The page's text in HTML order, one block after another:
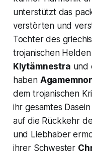
unterstützt das
verstörten und
Tochter des
trojanischen
Klytämnestra und
haben
dem trojanischen
ihr gesamtes
auf die Rückkehr
und Liebhaber
ihrer Schwester